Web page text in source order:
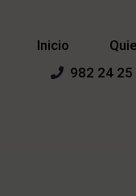
Inicio
982 24 25